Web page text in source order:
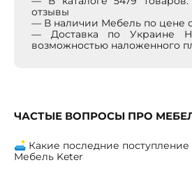
отзывы
— В наличии Мебель по цене
— Доставка по Украине
возможностью наложенного
ЧАСТЫЕ ВОПРОСЫ ПРО
🛋 Какие последние поступление
Мебель Keter